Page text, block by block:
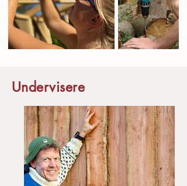
Undervisere